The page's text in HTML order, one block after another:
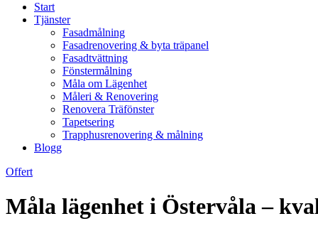
Start
Tjänster
Fasadmålning
Fasadrenovering & byta träpanel
Fasadtvättning
Fönstermålning
Måla om Lägenhet
Måleri & Renovering
Renovera Träfönster
Tapetsering
Trapphusrenovering & målning
Blogg
Offert
Måla lägenhet i Östervåla –